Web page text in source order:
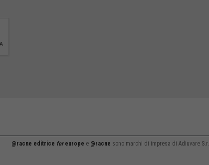
@racne editrice foreurope e @racne sono marchi di impresa di Adiuvare S.r.l.